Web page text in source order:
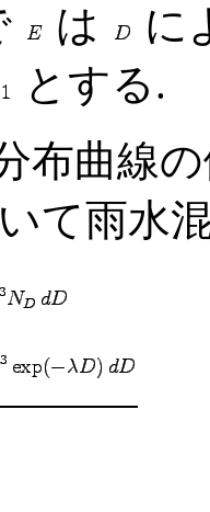
は
に
とする.
布曲線
て雨水